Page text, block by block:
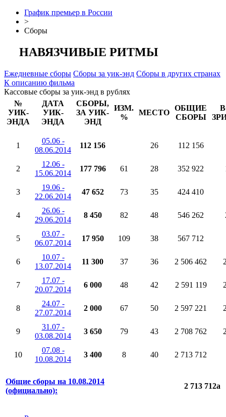
График премьер в России
>
Сборы
НАВЯЗЧИВЫЕ РИТМЫ
Ежедневные сборы Сборы за уик-энд Сборы в других странах
К описанию фильма
Кассовые сборы за уик-энд в рублях
№
УИК-
ЭНДА
ДАТА
УИК-
ЭНДА
СБОРЫ,
ЗА УИК-
ЭНД
ИЗМ.
%
МЕСТО
ОБЩИЕ
СБОРЫ
1
05.06 -
08.06.2014
112 156 26 112 156
2
12.06 -
15.06.2014
177 796 61 28 352 922
3
19.06 -
22.06.2014
47 652 73 35 424 410
4
26.06 -
29.06.2014
8 450 82 48 546 262
5
03.07 -
06.07.2014
17 950 109 38 567 712
6
10.07 -
13.07.2014
11 300 37 36 2 506 462
7
17.07 -
20.07.2014
6 000 48 42 2 591 119
8
24.07 -
27.07.2014
2 000 67 50 2 597 221
9
31.07 -
03.08.2014
3 650 79 43 2 708 762
10
07.08 -
10.08.2014
3 400 8 40 2 713 712
Общие сборы на 10.08.2014
(официально):
2 713 712a